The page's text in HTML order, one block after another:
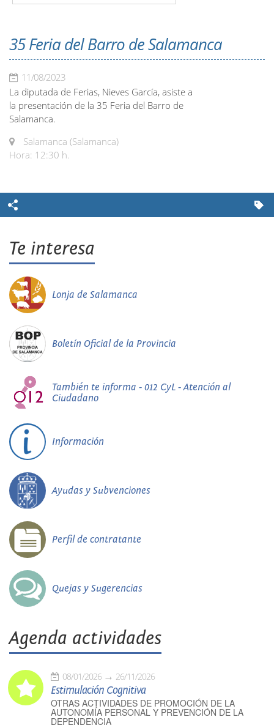
35 Feria del Barro de Salamanca
11/08/2023
La diputada de Ferias, Nieves García, asiste a
la presentación de la 35 Feria del Barro de
Salamanca.
Salamanca (Salamanca)
Hora: 12:30 h.
Te interesa
Lonja de Salamanca
Boletín Oficial de la Provincia
También te informa - 012 CyL - Atención al
Ciudadano
Información
Ayudas y Subvenciones
Perfil de contratante
Quejas y Sugerencias
Agenda actividades
08/01/2026 26/11/2026
Estimulación Cognitiva
OTRAS ACTIVIDADES DE PROMOCIÓN DE LA
AUTONOMÍA PERSONAL Y PREVENCIÓN DE LA
DEPENDENCIA